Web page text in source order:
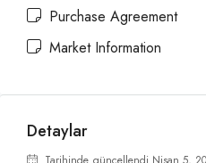
Purchase Agreement
Market Information
Detaylar